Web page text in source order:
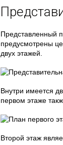
Представленный
предусмотрены
двух этажей.
Внутри имеется
первом этаже
Второй этаж